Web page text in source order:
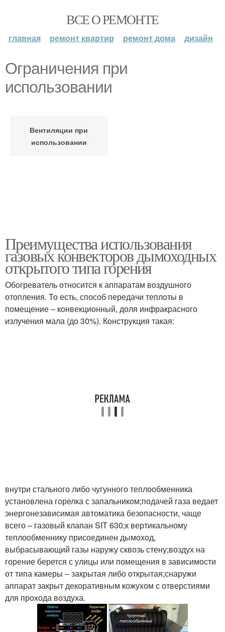
ВСЕ О РЕМОНТЕ
главная ремонт квартир ремонт дома дизайн
Ограничения при
использовании
Вентиляции при
использовании
Преимущества использования
газовых конвекторов дымоходных
открытого типа горения
Обогреватель относится к аппаратам воздушного
отопления. То есть, способ передачи теплоты в
помещение – конвекционный, доля инфракрасного
излучения мала (до 30%). Конструкция такая:
внутри стального либо чугунного теплообменника
установлена горелка с запальником;подачей газа ведает
энергонезависимая автоматика безопасности, чаще
всего – газовый клапан SIT 630;к вертикальному
теплообменнику присоединен дымоход,
выбрасывающий газы наружу сквозь стену;воздух на
горение берется с улицы или помещения в зависимости
от типа камеры – закрытая либо открытая;снаружи
аппарат закрыт декоративным кожухом с отверстиями
для прохода воздуха.